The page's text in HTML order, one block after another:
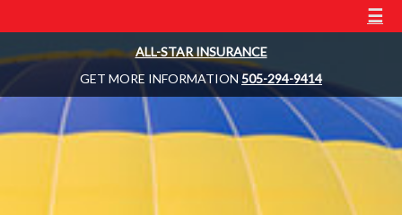
☰
ALL-STAR INSURANCE
GET MORE INFORMATION 505-294-9414